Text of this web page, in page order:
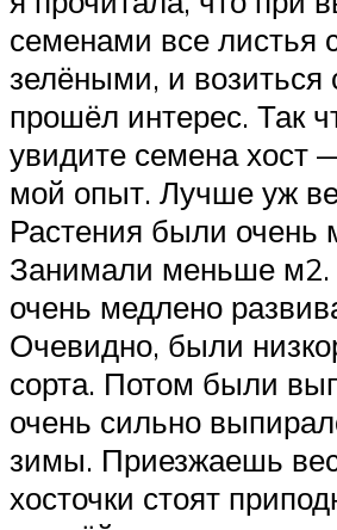
семенами все листья
зелёными, и возиться
прошёл интерес. Так
увидите семена хост
мой опыт. Лучше уж
Растения были очень
Занимали меньше м2.
очень медлено
Очевидно, были
сорта. Потом были
очень сильно
зимы. Приезжаешь
хосточки стоят